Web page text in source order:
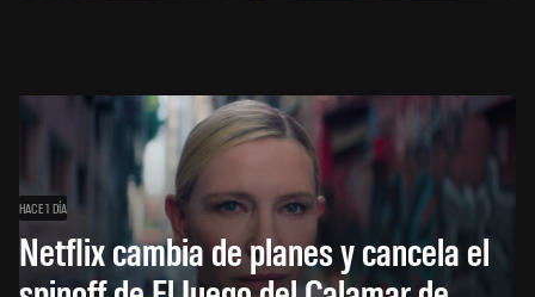
HACE 1 DÍA
Netflix cambia de planes y cancela el